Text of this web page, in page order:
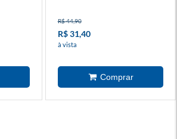
R$ 44,90
R$ 31,40
à vista